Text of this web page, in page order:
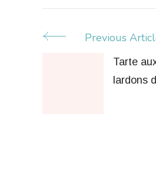
Post
Navigation
Previous
Tarte
lardons